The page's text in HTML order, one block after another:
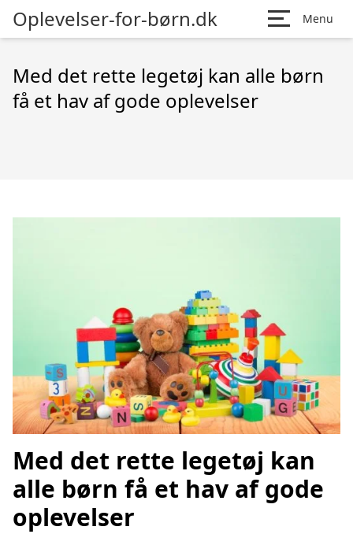
Oplevelser-for-børn.dk Menu
Med det rette legetøj kan alle børn
få et hav af gode oplevelser
Med det rette legetøj kan
alle børn få et hav af gode
oplevelser